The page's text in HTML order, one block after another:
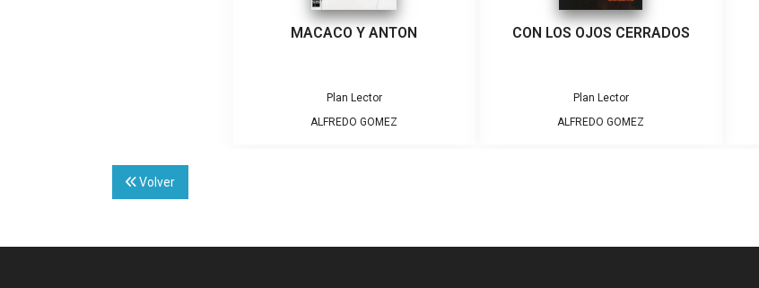
MACACO Y ANTON
Plan Lector
ALFREDO GOMEZ
CON LOS OJOS CERRADOS
Plan Lector
ALFREDO GOMEZ
Volver